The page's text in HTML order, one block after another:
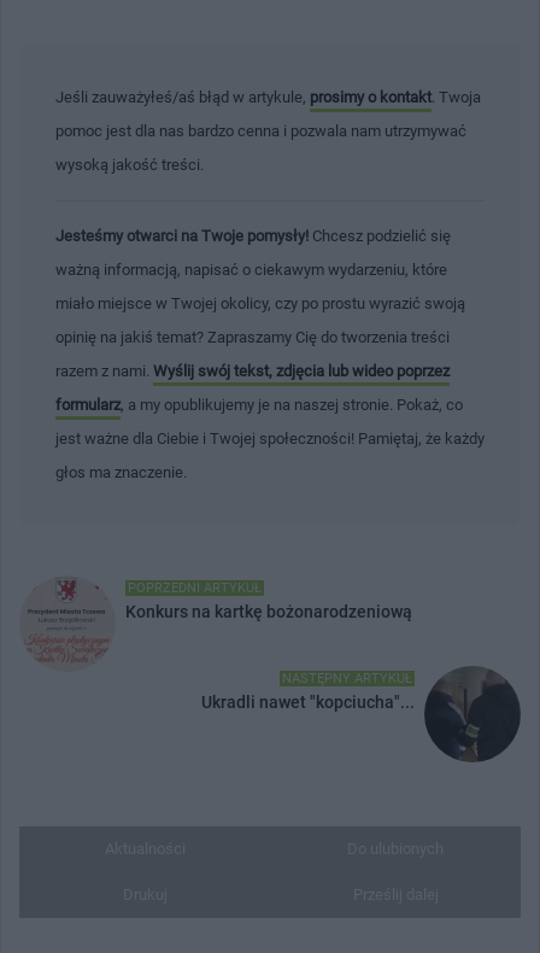
Jeśli zauważyłeś/aś błąd w artykule, prosimy o kontakt . Twoja
pomoc jest dla nas bardzo cenna i pozwala nam utrzymywać
wysoką jakość treści.
Jesteśmy otwarci na Twoje pomysły! Chcesz podzielić się
ważną informacją, napisać o ciekawym wydarzeniu, które
miało miejsce w Twojej okolicy, czy po prostu wyrazić swoją
opinię na jakiś temat? Zapraszamy Cię do tworzenia treści
razem z nami. Wyślij swój tekst, zdjęcia lub wideo poprzez
formularz , a my opublikujemy je na naszej stronie. Pokaż, co
jest ważne dla Ciebie i Twojej społeczności! Pamiętaj, że każdy
głos ma znaczenie.
POPRZEDNI ARTYKUŁ
Konkurs na kartkę bożonarodzeniową
NASTĘPNY ARTYKUŁ
Ukradli nawet "kopciucha"...